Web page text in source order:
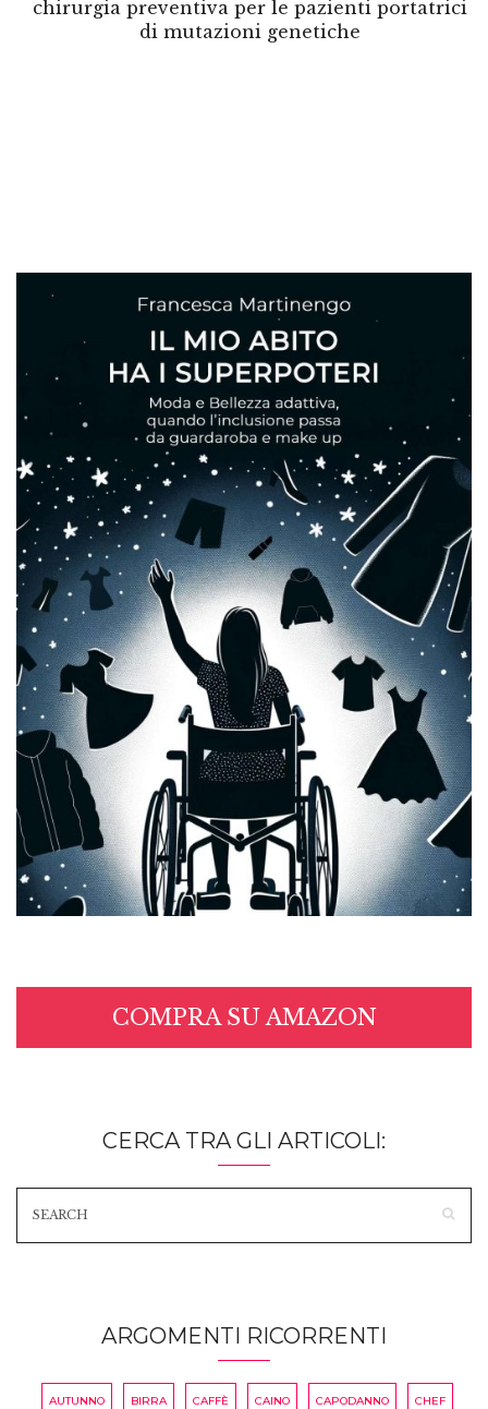
chirurgia preventiva per le pazienti portatrici
di mutazioni genetiche
COMPRA SU AMAZON
CERCA TRA GLI ARTICOLI:
ARGOMENTI RICORRENTI
AUTUNNO BIRRA CAFFÈ CAINO CAPODANNO CHEF